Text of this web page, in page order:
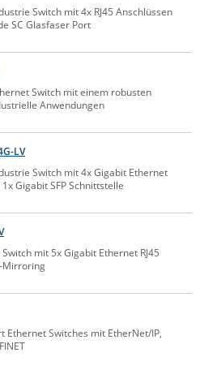
Switch mit 4x RJ45 Anschlüssen
SC Glasfaser Port
Switch mit einem robusten
Anwendungen
LV
Switch mit 4x Gigabit Ethernet
Gigabit SFP Schnittstelle
mit 5x Gigabit Ethernet RJ45
Mirroring
Ethernet Switches mit EtherNet/IP,